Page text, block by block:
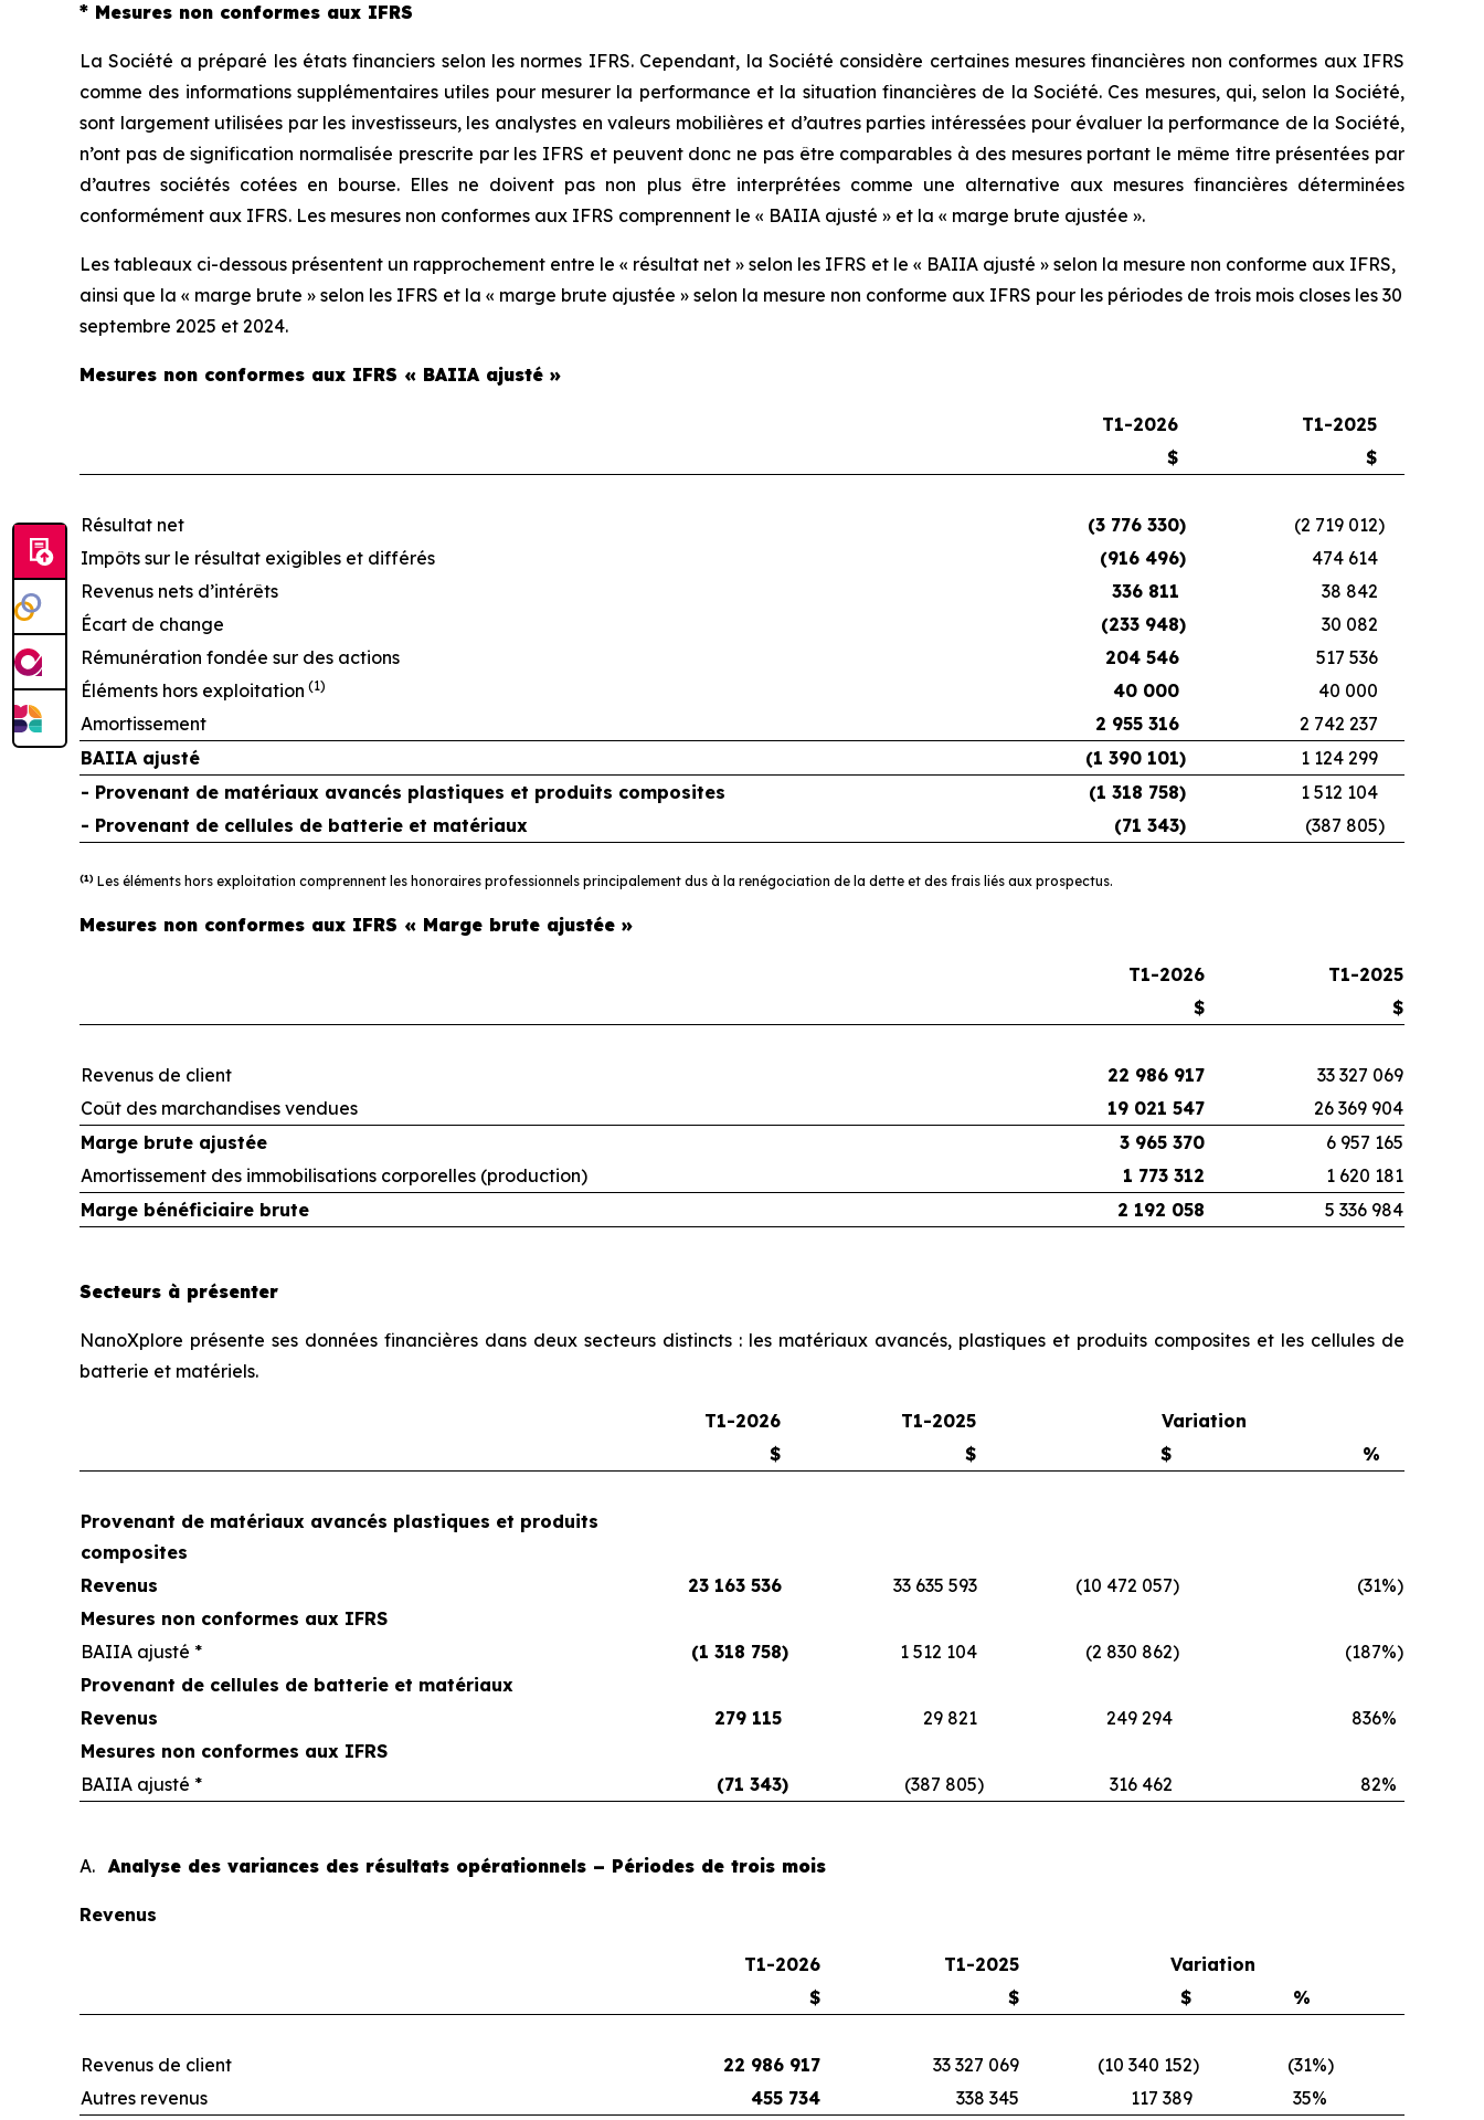
* Mesures non conformes aux IFRS
La Société a préparé les états financiers selon les normes IFRS. Cependant, la Société considère certaines mesures financières non conformes aux IFRS
comme des informations supplémentaires utiles pour mesurer la performance et la situation financières de la Société. Ces mesures, qui, selon la Société,
sont largement utilisées par les investisseurs, les analystes en valeurs mobilières et d’autres parties intéressées pour évaluer la performance de la Société,
n’ont pas de signification normalisée prescrite par les IFRS et peuvent donc ne pas être comparables à des mesures portant le même titre présentées par
d’autres sociétés cotées en bourse. Elles ne doivent pas non plus être interprétées comme une alternative aux mesures financières déterminées
conformément aux IFRS. Les mesures non conformes aux IFRS comprennent le « BAIIA ajusté » et la « marge brute ajustée ».
Les tableaux ci-dessous présentent un rapprochement entre le « résultat net » selon les IFRS et le « BAIIA ajusté » selon la mesure non conforme aux IFRS,
ainsi que la « marge brute » selon les IFRS et la « marge brute ajustée » selon la mesure non conforme aux IFRS pour les périodes de trois mois closes les 30
septembre 2025 et 2024.
Mesures non conformes aux IFRS « BAIIA ajusté »
T1-2026
T1-2025
$
$
Résultat net (3 776 330) (2 719 012)
Impôts sur le résultat exigibles et différés
(916 496)
474 614
Revenus nets d’intérêts
336 811
38 842
Écart de change
(233 948)
30 082
Rémunération fondée sur des actions
204 546
517 536
Éléments hors exploitation (1) 40 000
40 000
Amortissement
2 955 316
2 742 237
BAIIA ajusté
(1 390 101)
1 124 299
- Provenant de matériaux avancés plastiques et produits composites
(1 318 758)
1 512 104
- Provenant de cellules de batterie et matériaux
(71 343) (387 805)
(1) Les éléments hors exploitation comprennent les honoraires professionnels principalement dus à la renégociation de la dette et des frais liés aux prospectus.
Mesures non conformes aux IFRS « Marge brute ajustée »
T1-2026
T1-2025
$
$
Revenus de client 22 986 917
33 327 069
Coût des marchandises vendues
19 021 547
26 369 904
Marge brute ajustée
3 965 370
6 957 165
Amortissement des immobilisations corporelles (production)
1 773 312
1 620 181
Marge bénéficiaire brute
2 192 058 5 336 984
Secteurs à présenter
NanoXplore présente ses données financières dans deux secteurs distincts : les matériaux avancés, plastiques et produits composites et les cellules de
batterie et matériels.
T1-2026 T1-2025
Variation
$
$ $ %
Provenant de matériaux avancés plastiques et produits
composites
Revenus
23 163 536 33 635 593 (10 472 057) (31%)
Mesures non conformes aux IFRS
BAIIA ajusté *
(1 318 758) 1 512 104 (2 830 862) (187%)
Provenant de cellules de batterie et matériaux
Revenus
279 115 29 821 249 294 836%
Mesures non conformes aux IFRS
BAIIA ajusté *
(71 343) (387 805) 316 462 82%
A.Analyse des variances des résultats opérationnels – Périodes de trois mois
Revenus
T1-2026 T1-2025
Variation
$
$ $ %
Revenus de client 22 986 917 33 327 069 (10 340 152) (31%)
Autres revenus
455 734 338 345 117 389 35%